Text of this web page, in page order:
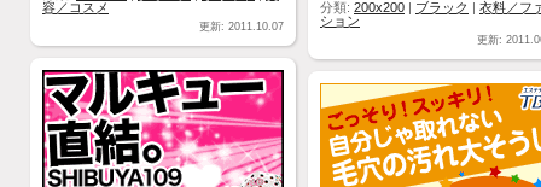
容／コスメ
更新: 2011.10.07
分類: 200x200 ブラック
衣料／フ
ション
更新: